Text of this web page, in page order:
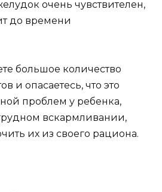
очень чувствителен,
до времени
большое количество
и опасаетесь, что это
проблем у ребенка,
вскармливании,
их из своего рациона.